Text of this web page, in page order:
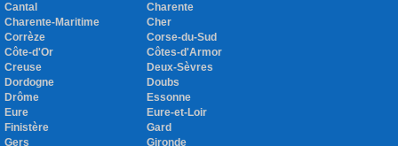
Cantal
Charente
Charente-Maritime
Cher
Corrèze
Corse-du-Sud
Côte-d'Or
Côtes-d'Armor
Creuse
Deux-Sèvres
Dordogne
Doubs
Drôme
Essonne
Eure
Eure-et-Loir
Finistère
Gard
Gers
Gironde